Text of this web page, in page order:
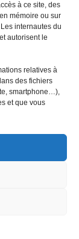
à ce site, des
mémoire ou sur
internautes du
autorisent le
relatives à
des fichiers
smartphone…),
et que vous
personnes
la vie
de
par email
nous fournir
de carte
2016 -